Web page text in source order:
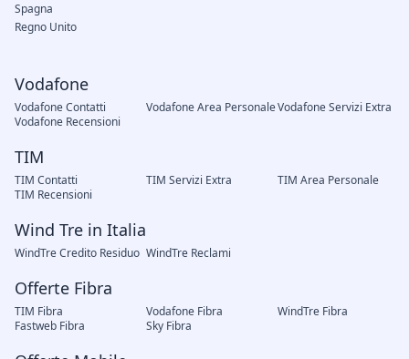
Vodafone
Vodafone Contatti Vodafone Area PersonaleVodafone Servizi Extra
Vodafone Recensioni
TIM
TIM Contatti TIM Servizi Extra
TIM Area Personale
TIM Recensioni
Wind Tre in Italia
WindTre Credito Residuo WindTre Reclami
Offerte Fibra
TIM Fibra Vodafone Fibra
WindTre Fibra
Fastweb Fibra
Sky Fibra
Spagna
Regno Unito